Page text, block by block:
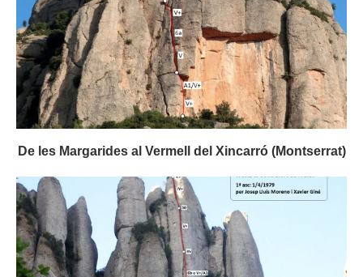
De les Margarides al Vermell del Xincarró (Montserrat)